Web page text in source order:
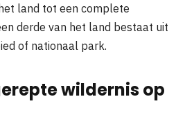
land tot een complete
derde van het land bestaat uit
of nationaal park.
wildernis op